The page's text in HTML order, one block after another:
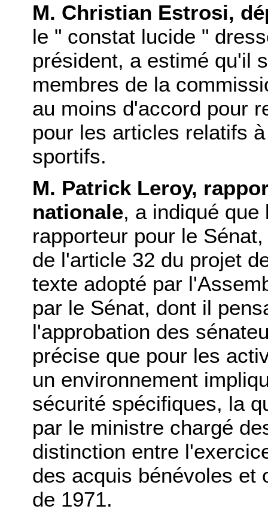
M. Christian Estrosi,
le " constat lucide "
président, a estimé qu'il
membres de la
au moins d'accord pour
pour les articles relatifs
sportifs.
M. Patrick Leroy,
nationale, a indiqué
rapporteur pour le
de l'article 32 du projet
texte adopté par
par le Sénat, dont il
l'approbation des
précise que pour les
un environnement
sécurité spécifiques, la
par le ministre chargé
distinction entre
des acquis bénévoles et
de 1971.